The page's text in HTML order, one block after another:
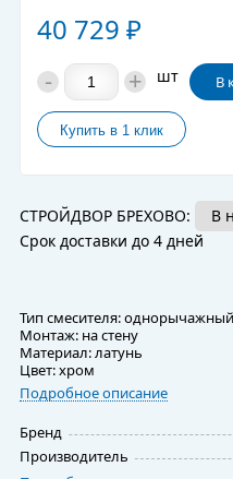
40 729 ₽
- + шт В
СТРОЙДВОР БРЕХОВО:
В
Срок доставки до 4 дней
Тип смесителя: однорычажный
Монтаж: на стену
Материал: латунь
Цвет: хром
Подробное описание
Бренд
Производитель